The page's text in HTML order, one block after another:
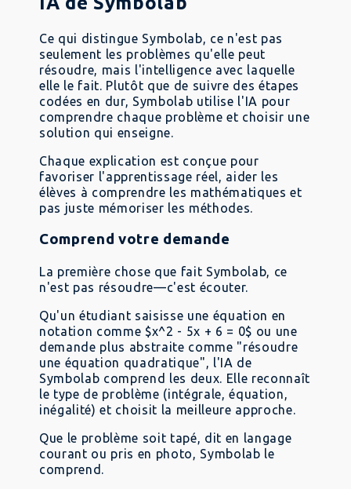
Ce qui distingue Symbolab, ce n'est pas
seulement les problèmes qu'elle peut
résoudre, mais l'intelligence avec laquelle
elle le fait. Plutôt que de suivre des étapes
codées en dur, Symbolab utilise l'IA pour
comprendre chaque problème et choisir une
solution qui enseigne.
Chaque explication est conçue pour
favoriser l'apprentissage réel, aider les
élèves à comprendre les mathématiques et
pas juste mémoriser les méthodes.
Comprend votre demande
La première chose que fait Symbolab, ce
n'est pas résoudre—c'est écouter.
Qu'un étudiant saisisse une équation en
notation comme $x^2 - 5x + 6 = 0$ ou une
demande plus abstraite comme "résoudre
une équation quadratique", l'IA de
Symbolab comprend les deux. Elle reconnaît
le type de problème (intégrale, équation,
inégalité) et choisit la meilleure approche.
Que le problème soit tapé, dit en langage
courant ou pris en photo, Symbolab le
comprend.